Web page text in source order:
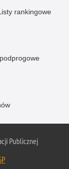
rankingowe
Publicznej